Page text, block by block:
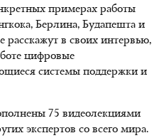
примерах работы
Берлина, Будапешта и
расскажут в своих интервью,
цифровые
системы поддержки и
75 видеолекциями
экспертов со всего мира.